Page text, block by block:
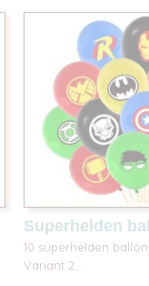
Superhelden
10 superhelden
Variant 2:…